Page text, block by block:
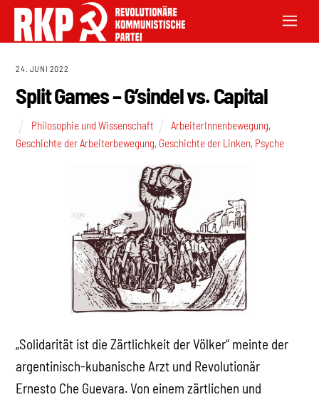
24. JUNI 2022
Split Games – G’sindel vs. Capital
Philosophie und Wissenschaft ArbeiterInnenbewegung,
Geschichte der Arbeiterbewegung, Geschichte der Linken, Psyche
„Solidarität ist die Zärtlichkeit der Völker“ meinte der
argentinisch-kubanische Arzt und Revolutionär
Ernesto Che Guevara. Von einem zärtlichen und